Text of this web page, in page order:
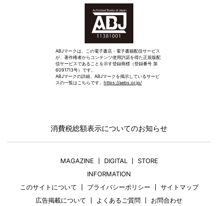
ABJマークは、この電子書店・電子書籍配信サービス
が、著作権者からコンテンツ使用許諾を得た正規版配
信サービスであることを示す登録商標（登録番号 第
6091713号）です。
ABJマークの詳細、ABJマークを掲示しているサービ
スの一覧はこちらです。 https://aebs.or.jp/
消費税総額表示についてのお知らせ
MAGAZINE DIGITAL
STORE
INFORMATION
このサイトについて
プライバシーポリシー
サイトマップ
広告掲載について
よくあるご質問 お問合わせ